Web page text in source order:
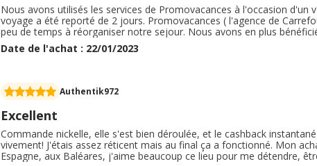
Nous avons utilisés les services de Promovacances à l'occasion
voyage a été reporté de 2 jours. Promovacances ( l'agence de
peu de temps à réorganiser notre sejour. Nous avons en plus
dans le Yucatan et , bien que la région soit plutôt sécure, il est bon de
pas superflu de rappeler.
Date de l'achat : 22/01/2023
Authentik972
Excellent
Commande nickelle, elle s'est bien déroulée, et le cashback
vivement! J'étais assez réticent mais au final ça a fonctionné. Mon
Espagne, aux Baléares, j'aime beaucoup ce lieu pour me détendre,